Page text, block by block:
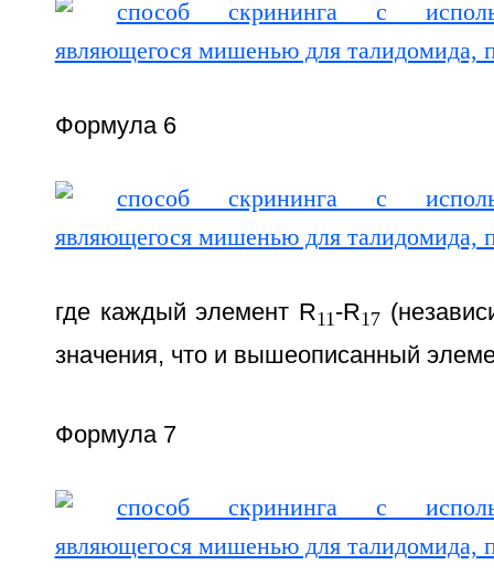
Формула 6
где каждый элемент R11 -R17
значения, что и вышеописанный
Формула 7